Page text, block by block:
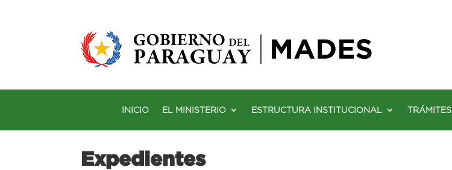
INICIO EL MINISTERIO ESTRUCTURA INSTITUCIONAL TRÁMITES
Expedientes